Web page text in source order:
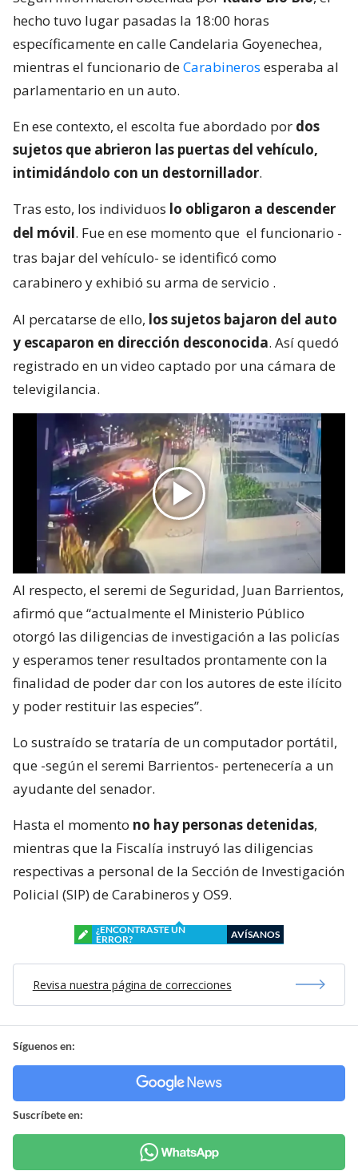
hecho tuvo lugar pasadas la 18:00 horas
específicamente en calle Candelaria Goyenechea,
mientras el funcionario deCarabineros esperaba al
parlamentario en un auto.
En ese contexto, el escolta fue abordado por dos
sujetos que abrieron las puertas del vehículo,
intimidándolo con un destornillador.
Tras esto, los individuos lo obligaron a descender
del móvil. Fue en ese momento que el funcionario -
tras bajar del vehículo- se identificó como
carabinero y exhibió su arma de servicio .
Al percatarse de ello, los sujetos bajaron del auto
y escaparon en dirección desconocida. Así quedó
registrado en un video captado por una cámara de
televigilancia.
Al respecto, el seremi de Seguridad, Juan Barrientos,
afirmó que “actualmente el Ministerio Público
otorgó las diligencias de investigación a las policías
y esperamos tener resultados prontamente con la
finalidad de poder dar con los autores de este ilícito
y poder restituir las especies”.
Lo sustraído se trataría de un computador portátil,
que -según el seremi Barrientos- pertenecería a un
ayudante del senador.
Hasta el momento no hay personas detenidas,
mientras que la Fiscalía instruyó las diligencias
respectivas a personal de la Sección de Investigación
Policial (SIP) de Carabineros y OS9.
¿ENCONTRASTE UN
ERROR?
AVÍSANOS
Revisa nuestra página de correcciones
Síguenos en:
Suscríbete en: